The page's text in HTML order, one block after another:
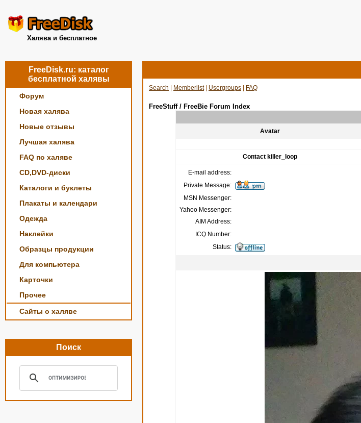
Халява и бесплатное
FreeDisk.ru: каталог
бесплатной халявы
Форум
Новая халява
Новые отзывы
Лучшая халява
FAQ по халяве
CD,DVD-диски
Каталоги и буклеты
Плакаты и календари
Одежда
Наклейки
Образцы продукции
Для компьютера
Карточки
Прочее
Сайты о халяве
Поиск
Search Memberlist| Usergroups FAQ
FreeStuff / FreeBie Forum Index
Avatar
Contact killer_loop
E-mail address:
Private Message:
MSN Messenger:
Yahoo Messenger:
AIM Address:
ICQ Number:
Status: